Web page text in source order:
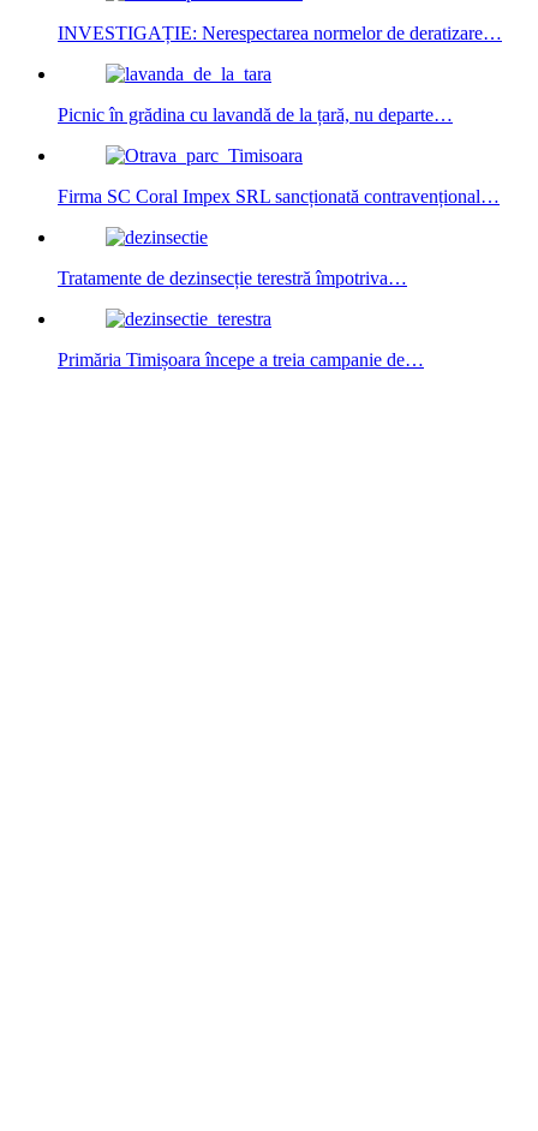
INVESTIGAȚIE: Nerespectarea normelor de deratizare…
Picnic în grădina cu lavandă de la țară, nu departe…
Firma SC Coral Impex SRL sancționată contravențional…
Tratamente de dezinsecție terestră împotriva…
Primăria Timișoara începe a treia campanie de…